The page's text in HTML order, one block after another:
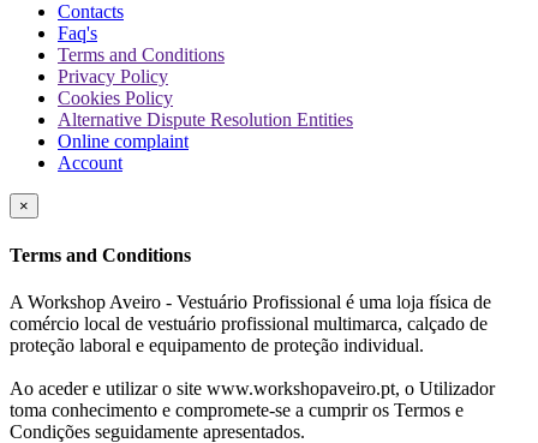
Contacts
Faq's
Terms and Conditions
Privacy Policy
Cookies Policy
Alternative Dispute Resolution Entities
Online complaint
Account
×
Terms and Conditions
A Workshop Aveiro - Vestuário Profissional é uma loja física de
comércio local de vestuário profissional multimarca, calçado de
proteção laboral e equipamento de proteção individual.
Ao aceder e utilizar o site www.workshopaveiro.pt, o Utilizador
toma conhecimento e compromete-se a cumprir os Termos e
Condições seguidamente apresentados.